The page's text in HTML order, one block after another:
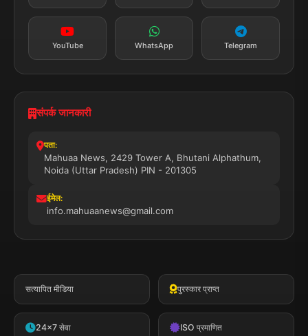
सब्सक्राइब करें
YouTube WhatsApp Telegram
संपर्क जानकारी
पता:
Mahuaa News, 2429 Tower A, Bhutani Alphathum,
Noida (Uttar Pradesh) PIN - 201305
ईमेल:
info.mahuaanews@gmail.com
सत्यापित मीडिया पुरस्कार प्राप्त
24x7 सेवा ISO प्रमाणित